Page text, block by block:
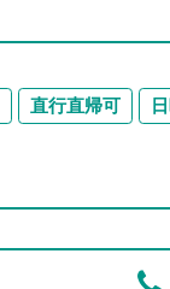
直行直帰可